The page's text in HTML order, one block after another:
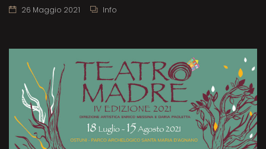
26 Maggio 2021 Info